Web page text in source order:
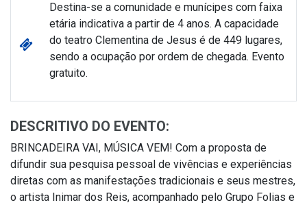
Destina-se a comunidade e munícipes com faixa
etária indicativa a partir de 4 anos. A capacidade
do teatro Clementina de Jesus é de 449 lugares,
sendo a ocupação por ordem de chegada. Evento
gratuito.
DESCRITIVO DO EVENTO:
BRINCADEIRA VAI, MÚSICA VEM! Com a proposta de
difundir sua pesquisa pessoal de vivências e experiências
diretas com as manifestações tradicionais e seus mestres,
o artista Inimar dos Reis, acompanhado pelo Grupo Folias e